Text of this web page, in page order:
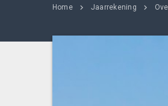
Home Jaarrekening